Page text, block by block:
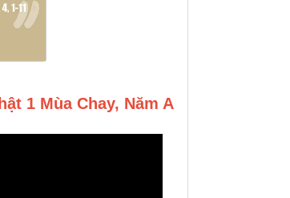
1 Mùa Chay, Năm A